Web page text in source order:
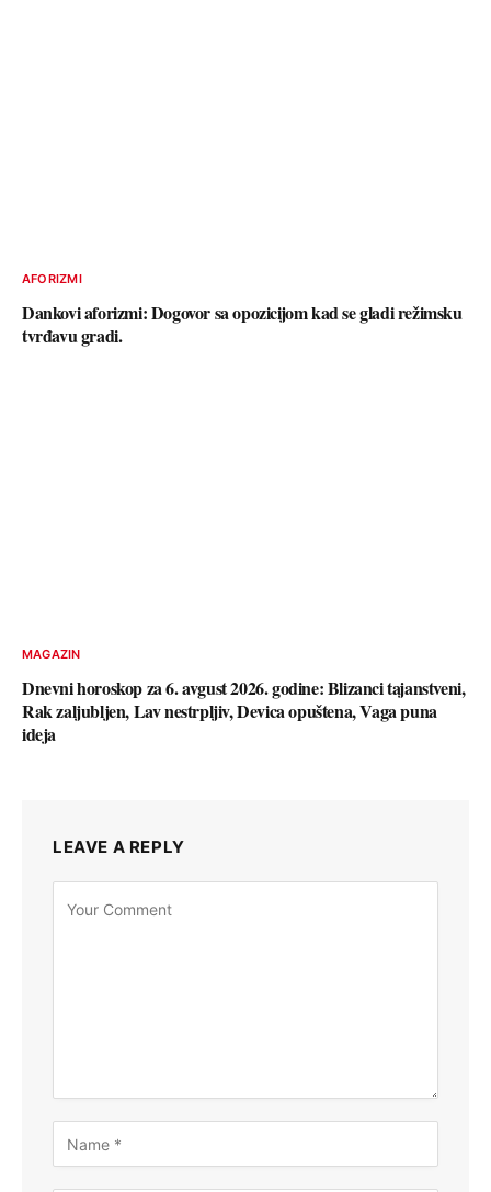
AFORIZMI
Dankovi aforizmi: Dogovor sa opozicijom kad se gladi režimsku
tvrđavu gradi.
MAGAZIN
Dnevni horoskop za 6. avgust 2026. godine: Blizanci tajanstveni,
Rak zaljubljen, Lav nestrpljiv, Devica opuštena, Vaga puna
ideja
LEAVE A REPLY